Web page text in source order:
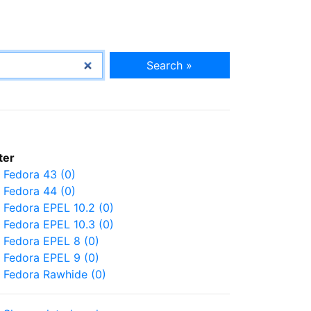
Search »
Fedora 43 (0)
Fedora 44 (0)
Fedora EPEL 10.2 (0)
Fedora EPEL 10.3 (0)
Fedora EPEL 8 (0)
Fedora EPEL 9 (0)
Fedora Rawhide (0)